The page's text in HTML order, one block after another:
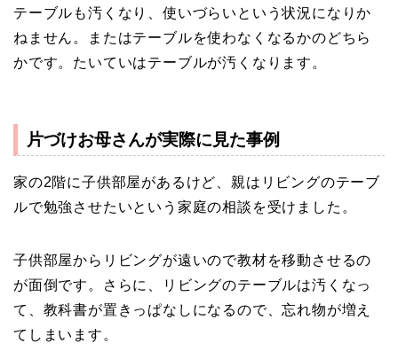
テーブルも汚くなり、使いづらいという状況になりか
ねません。またはテーブルを使わなくなるかのどちら
かです。たいていはテーブルが汚くなります。
片づけお母さんが実際に見た事例
家の2階に子供部屋があるけど、親はリビングのテーブ
ルで勉強させたいという家庭の相談を受けました。
子供部屋からリビングが遠いので教材を移動させるの
が面倒です。さらに、リビングのテーブルは汚くなっ
て、教科書が置きっぱなしになるので、忘れ物が増え
てしまいます。